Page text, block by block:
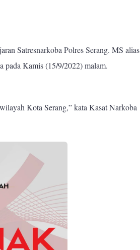
Satresnarkoba Polres Serang. MS alias
Kamis (15/9/2022) malam.
Kota Serang,” kata Kasat Narkoba